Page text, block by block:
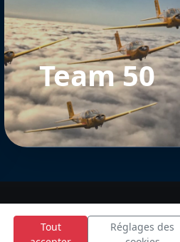
Tout
Réglages des
Team 50